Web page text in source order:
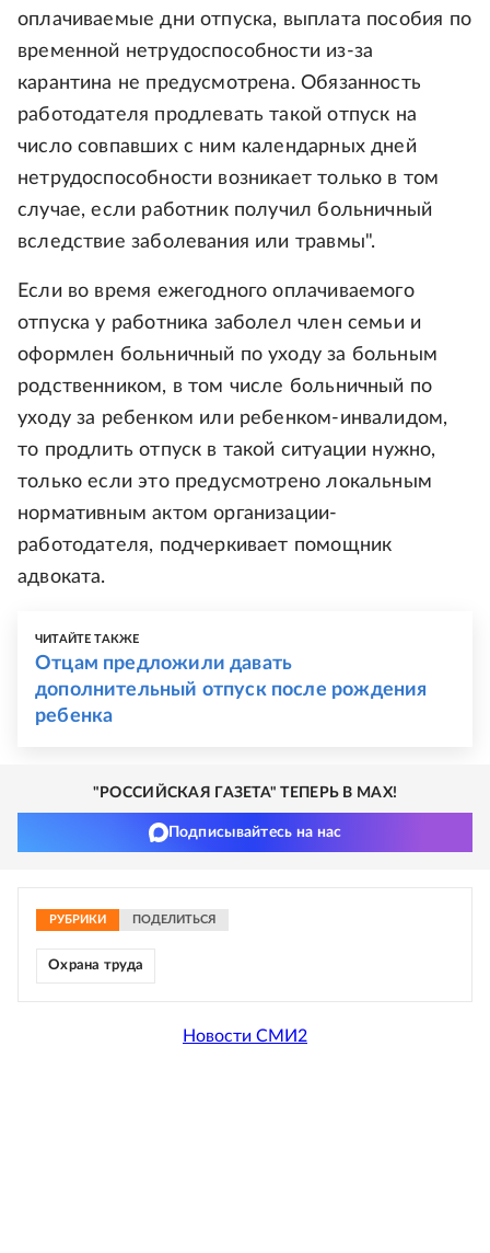
оплачиваемые дни отпуска, выплата пособия по
временной нетрудоспособности из-за
карантина не предусмотрена. Обязанность
работодателя продлевать такой отпуск на
число совпавших с ним календарных дней
нетрудоспособности возникает только в том
случае, если работник получил больничный
вследствие заболевания или травмы".
Если во время ежегодного оплачиваемого
отпуска у работника заболел член семьи и
оформлен больничный по уходу за больным
родственником, в том числе больничный по
уходу за ребенком или ребенком-инвалидом,
то продлить отпуск в такой ситуации нужно,
только если это предусмотрено локальным
нормативным актом организации-
работодателя, подчеркивает помощник
адвоката.
ЧИТАЙТЕ ТАКЖЕ
Отцам предложили давать
дополнительный отпуск после рождения
ребенка
"РОССИЙСКАЯ ГАЗЕТА" ТЕПЕРЬ В MAX!
Подписывайтесь на нас
РУБРИКИ ПОДЕЛИТЬСЯ
Охрана труда
Новости СМИ2